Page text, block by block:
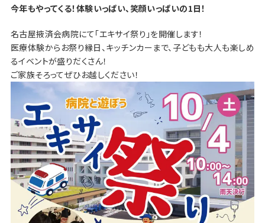
今年もやってくる！体験いっぱい、笑顔いっぱいの1日！
名古屋掖済会病院にて「エキサイ祭り」を開催します！
医療体験からお祭り縁日、キッチンカーまで、子どもも大人も楽しめ
るイベントが盛りだくさん！
ご家族そろってぜひお越しください！